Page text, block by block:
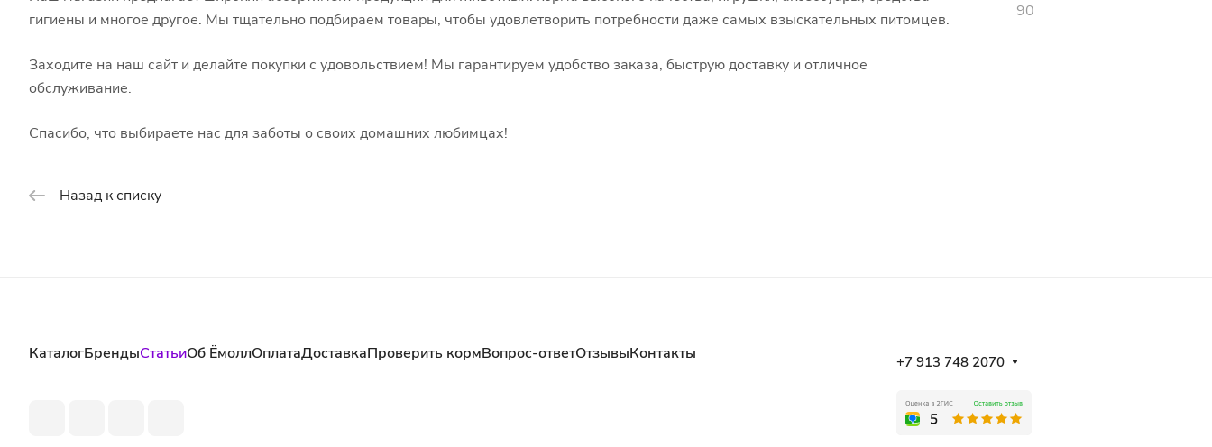
гигиены и многое другое. Мы тщательно подбираем товары, чтобы удовлетворить потребности даже самых взыскательных питомцев.
Заходите на наш сайт и делайте покупки с удовольствием! Мы гарантируем удобство заказа, быструю доставку и отличное
обслуживание.
Спасибо, что выбираете нас для заботы о своих домашних любимцах!
Назад к списку
90
КаталогБрендыСтатьиОб ЁмоллОплатаДоставкаПроверить кормВопрос-ответОтзывыКонтакты +7 913 748 2070